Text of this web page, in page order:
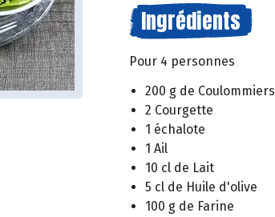
Ingrédients
Pour 4 personnes
200 g de Coulommiers
2 Courgette
1 échalote
1 Ail
10 cl de Lait
5 cl de Huile d'olive
100 g de Farine